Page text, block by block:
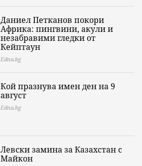
Даниел Петканов покори
Африка: пингвини, акули и
незабравими гледки от
Кейптаун
Edna.bg
Кой празнува имен ден на 9
август
Edna.bg
Левски замина за Казахстан с
Майкон